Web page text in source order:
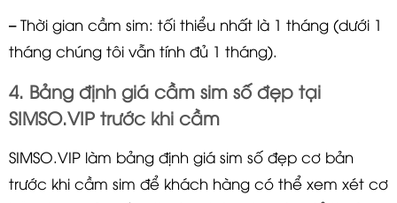
– Thời gian cầm sim: tối thiểu nhất là 1 tháng (dưới 1
tháng chúng tôi vẫn tính đủ 1 tháng).
4. Bảng định giá cầm sim số đẹp tại
SIMSO.VIP trước khi cầm
SIMSO.VIP làm bảng định giá sim số đẹp cơ bản
trước khi cầm sim để khách hàng có thể xem xét cơ